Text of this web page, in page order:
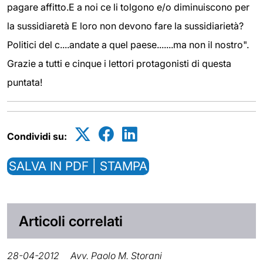
pagare affitto.E a noi ce li tolgono e/o diminuiscono per
la sussidiaretà E loro non devono fare la sussidiarietà?
Politici del c....andate a quel paese.......ma non il nostro".
Grazie a tutti e cinque i lettori protagonisti di questa
puntata!
Condividi su:
SALVA IN PDF | STAMPA
Articoli correlati
28-04-2012 Avv. Paolo M. Storani